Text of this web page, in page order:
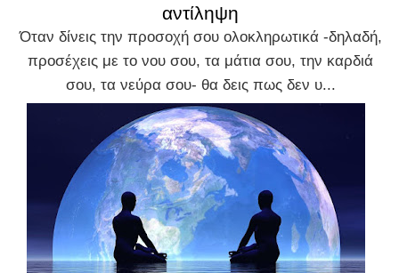
αντίληψη
Όταν δίνεις την προσοχή σου ολοκληρωτικά -δηλαδή,
προσέχεις με το νου σου, τα μάτια σου, την καρδιά
σου, τα νεύρα σου- θα δεις πως δεν υ...